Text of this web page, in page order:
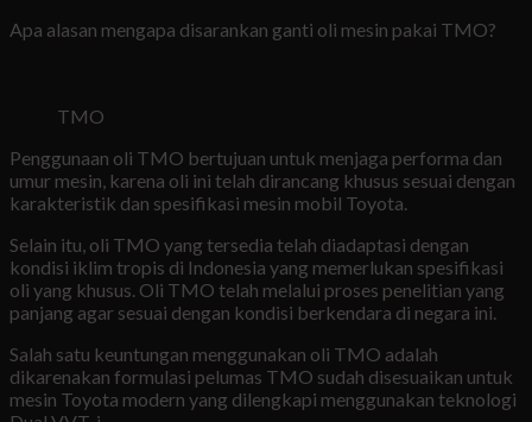
Apa alasan mengapa disarankan ganti oli mesin pakai TMO?
TMO
Penggunaan oli TMO bertujuan untuk menjaga performa dan
umur mesin, karena oli ini telah dirancang khusus sesuai dengan
karakteristik dan spesifikasi mesin mobil Toyota.
Selain itu, oli TMO yang tersedia telah diadaptasi dengan
kondisi iklim tropis di Indonesia yang memerlukan spesifikasi
oli yang khusus. Oli TMO telah melalui proses penelitian yang
panjang agar sesuai dengan kondisi berkendara di negara ini.
Salah satu keuntungan menggunakan oli TMO adalah
dikarenakan formulasi pelumas TMO sudah disesuaikan untuk
mesin Toyota modern yang dilengkapi menggunakan teknologi